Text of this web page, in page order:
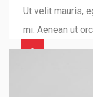
Ut velit mauris,
mi. Aenean ut